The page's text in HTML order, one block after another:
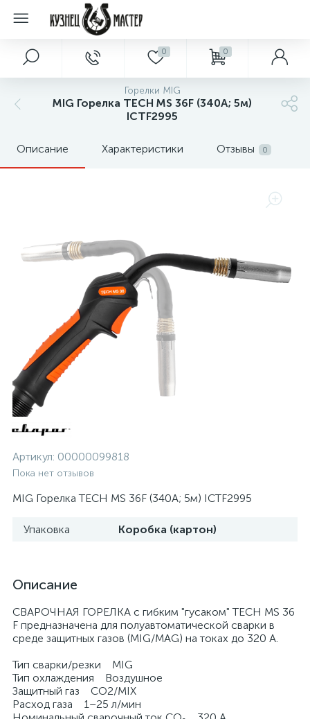
0 0
Горелки MIG
MIG Горелка TECH MS 36F (340А; 5м)
ICTF2995
Описание Характеристики Отзывы 0
Артикул: 00000099818
Пока нет отзывов
MIG Горелка TECH MS 36F (340А; 5м) ICTF2995
Упаковка Коробка (картон)
Описание
СВАРОЧНАЯ ГОРЕЛКА с гибким "гусаком" TECH MS 36
F предназначена для полуавтоматической сварки в
среде защитных газов (MIG/MAG) на токах до 320 А.
Тип сварки/резки MIG
Тип охлаждения Воздушное
Защитный газ CO2/MIX
Расход газа 1–25 л/мин